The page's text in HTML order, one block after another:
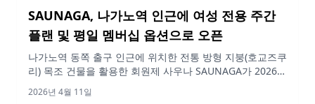
SAUNAGA, 나가노역 인근에 여성 전용 주간
플랜 및 평일 멤버십 옵션으로 오픈
나가노역 동쪽 출구 인근에 위치한 전통 방형 지붕(호교즈쿠
리) 목조 건물을 활용한 회원제 사우나 SAUNAGA가 2026년
간대와 합리적인 가격의 남성 평일 멤버십을 선보였습니다.
2026년 4월 11일